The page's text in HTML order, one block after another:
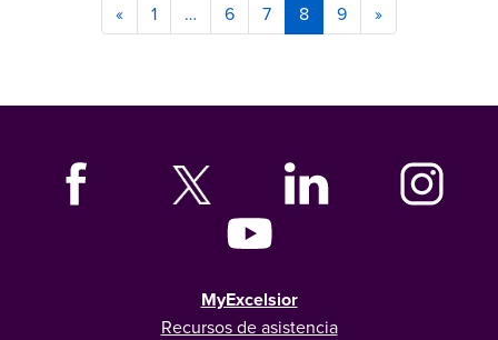
« 1 … 6 7 8 9 »
MyExcelsior
Recursos de asistencia